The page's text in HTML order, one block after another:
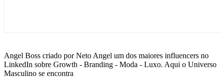
Angel Boss criado por Neto Angel um dos maiores influencers no
LinkedIn sobre Growth - Branding - Moda - Luxo. Aqui o Universo
Masculino se encontra